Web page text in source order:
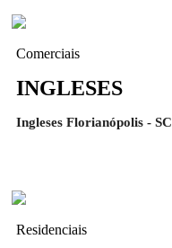
Comerciais
INGLESES
Ingleses Florianópolis - SC
Residenciais